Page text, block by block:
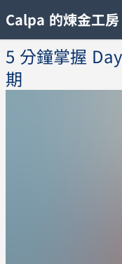
Calpa 的煉金工房
5 分鐘掌握
期